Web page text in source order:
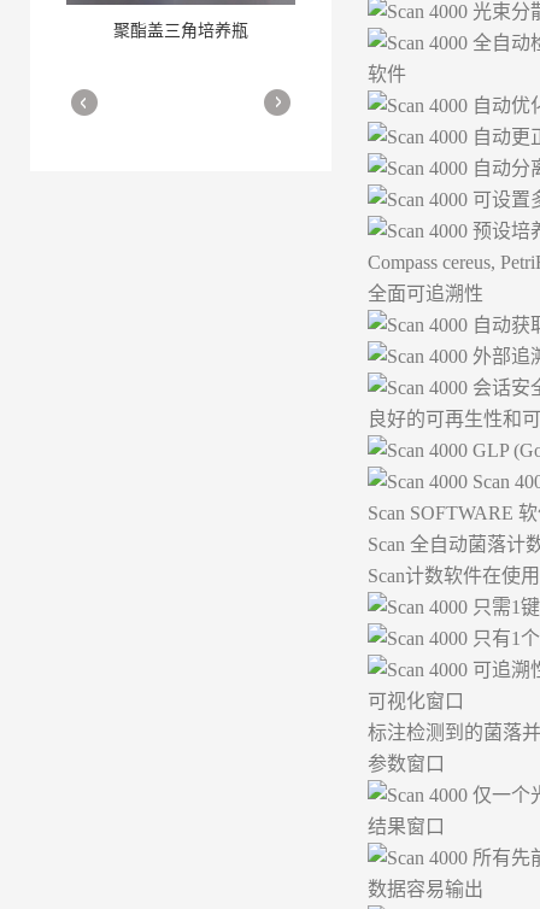
聚酯盖三角培养瓶
三角培养瓶
More
光束分
全自动
软件
自动优
自动更
自动分
可设置
预设培
Compass cereus,
全面可追溯性
自动获
外部追
会话安
良好的可再生性和
GLP
Scan
Scan SOFTWARE
Scan 全自动菌落计
Scan计数软件在使
只需1
只有1
可追溯
可视化窗口
标注检测到的菌落
参数窗口
仅一个
结果窗口
所有先
数据容易输出